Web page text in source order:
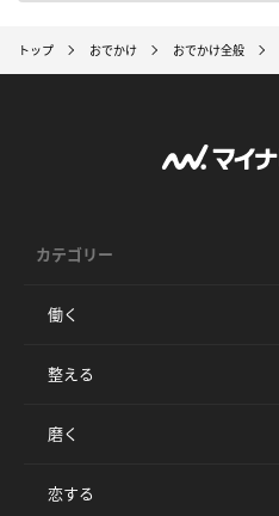
トップ おでかけ おでかけ全般
カテゴリー
働く
整える
磨く
恋する